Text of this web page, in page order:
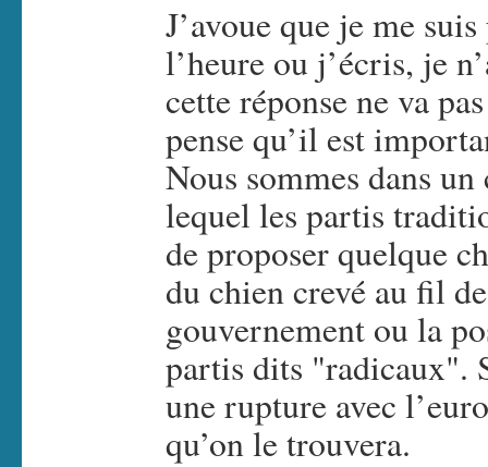
J’avoue que je me
l’heure ou j’écris, je
cette réponse ne va
pense qu’il est
Nous sommes dans
lequel les partis
de proposer quelque
du chien crevé au fil
gouvernement ou la
partis dits "radicaux".
une rupture avec
qu’on le trouvera.